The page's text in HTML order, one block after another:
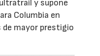
y supone
Columbia en
de mayor prestigio